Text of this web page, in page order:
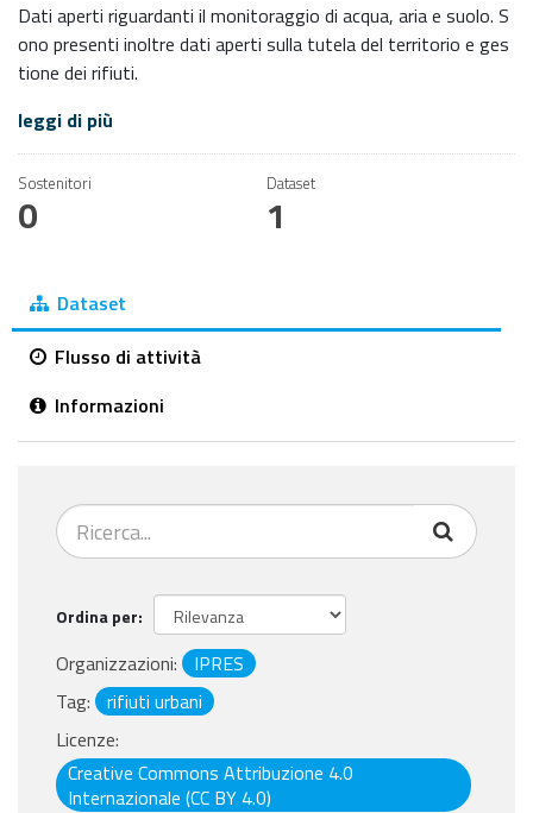
Dati aperti riguardanti il monitoraggio di acqua, aria e suolo. S
ono presenti inoltre dati aperti sulla tutela del territorio e ges
tione dei rifiuti.
leggi di più
Sostenitori
0
Dataset
1
Dataset
Flusso di attività
Informazioni
Ordina per
Organizzazioni:
IPRES
Tag:
rifiuti urbani
Licenze:
Creative Commons Attribuzione 4.0
Internazionale (CC BY 4.0)